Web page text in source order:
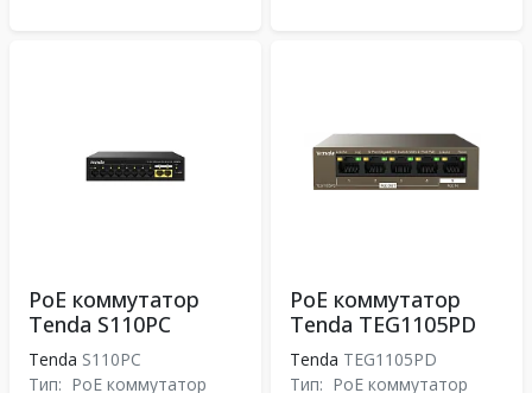
PoE коммутатор
Tenda S110PC
Tenda S110PC
Тип: PoE коммутатор
PoE коммутатор
Tenda TEG1105PD
Tenda TEG1105PD
Тип: PoE коммутатор